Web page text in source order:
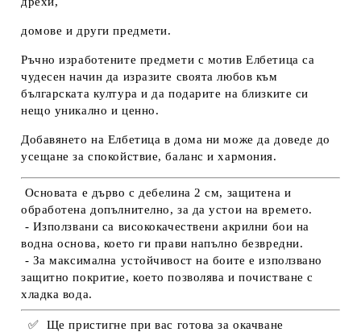
домове и други предмети.
Ръчно изработените предмети с мотив Елбетица са
чудесен начин да изразите своята любов към
българската култура и да подарите на близките си
нещо уникално и ценно.
Добавянето на Елбетица в дома ни може да доведе до
усещане за спокойствие, баланс и хармония.
Основата е дърво с дебелина 2 см, защитена и
обработена допълнително, за да устои на времето.
- Използвани са висококачествени акрилни бои на
водна основа, което ги прави напълно безвредни.
- За максимална устойчивост на боите е използвано
защитно покритие, което позволява и почистване с
хладка вода.
✅
Ще пристигне при вас готова за окачване